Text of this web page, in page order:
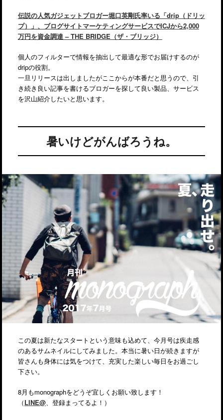
伝説の人気ガジェットブロガー堀口英剛氏率いる「drip（ドリッ
プ）」、ブログサイトマーケティングサービスでICJから2,000
万円を資金調達 – THE BRIDGE（ザ・ブリッジ）
個人のフィルターで情報を抽出して最適な形でお届けするのが
dripの役割。
一旦リリースは出しましたがここからが本番だと思うので、引
き続き良い記事を書けるブロガーを探して良い製品、サービス
を沢山紹介したいと思います。
暑いけどがんばろうね。
この夏は新たなスタートという意味も込めて、今月号は疾走感
のあるサムネイルにしてみました。本当に暑い日が続きますが
皆さんも身体には気をつけて、充実した楽しい毎日をお過ごし
下さい。
8月もmonographをどうぞ宜しくお願い致します！
（LINE@、登録まってるよ！）